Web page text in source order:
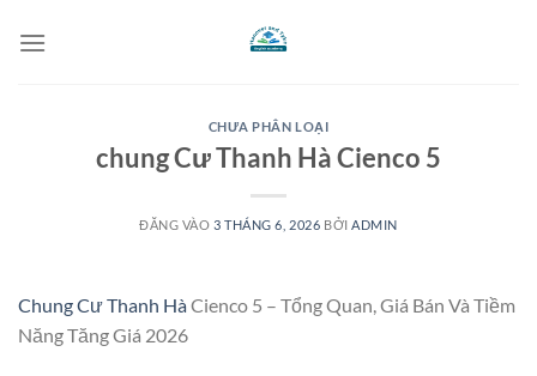
qua
CHƯA PHÂN LOẠI
chung Cư Thanh Hà Cienco 5
ĐĂNG VÀO 3 THÁNG 6, 2026 BỞI ADMIN
Chung Cư Thanh HàCienco 5 – Tổng Quan, Giá Bán Và Tiềm
Năng Tăng Giá 2026